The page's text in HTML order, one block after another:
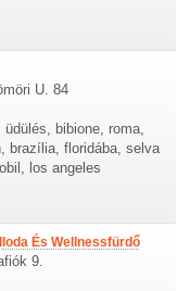
U. 84
bibione, roma,
brazília, floridába, selva
los angeles
És Wellnessfürdő
9.